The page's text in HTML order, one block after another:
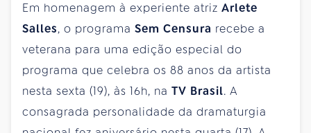
Em homenagem à experiente atriz Arlete
Salles, o programa Sem Censura recebe a
veterana para uma edição especial do
programa que celebra os 88 anos da artista
nesta sexta (19), às 16h, na TV Brasil. A
consagrada personalidade da dramaturgia